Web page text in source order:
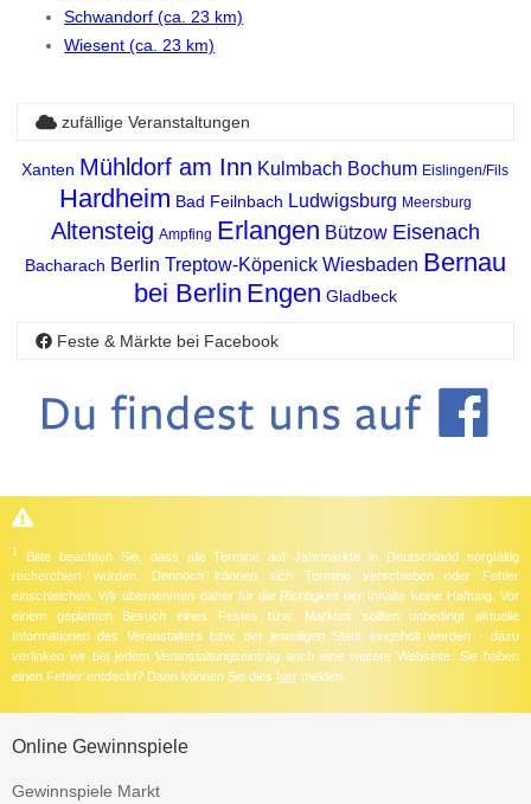
Schwandorf (ca. 23 km)
Wiesent (ca. 23 km)
zufällige Veranstaltungen
Xanten Mühldorf am Inn Kulmbach Bochum Eislingen/Fils
Hardheim Bad Feilnbach Ludwigsburg Meersburg
Altensteig Ampfing Erlangen Bützow Eisenach
Bacharach Berlin Treptow-Köpenick Wiesbaden Bernau
bei Berlin Engen Gladbeck
Feste & Märkte bei Facebook
1
Bitte beachten Sie, dass alle Termine auf Jahrmärkte in Deutschland sorgfältig
recherchiert wurden. Dennoch können sich Termine verschieben oder Fehler
einschleichen. Wir übernehmen daher für die Richtigkeit der Inhalte keine Haftung. Vor
einem geplanten Besuch eines Festes bzw. Marktes sollten unbedingt aktuelle
Informationen des Veranstalters bzw. der jeweiligen Stadt eingeholt werden - dazu
verlinken wir bei jedem Veranstaltungseintrag auch eine weitere Webseite. Sie haben
einen Fehler entdeckt? Dann können Sie dies hier melden.
Online Gewinnspiele
Gewinnspiele Markt